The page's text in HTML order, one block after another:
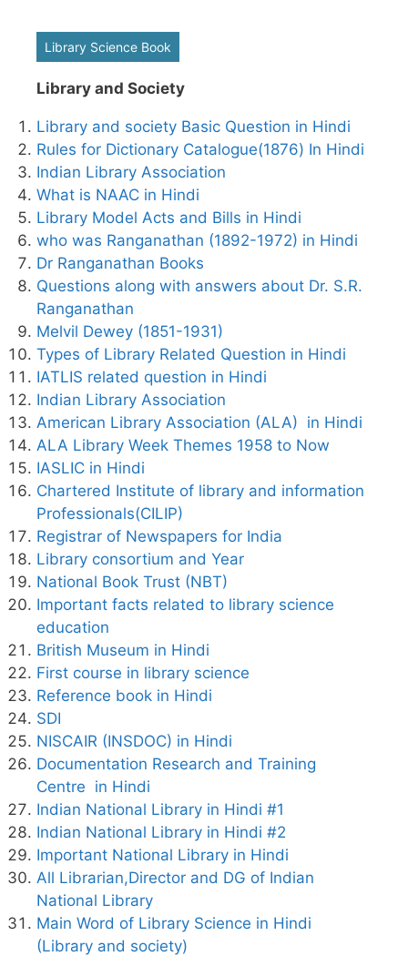
Library Science Book
Library and Society
Library and society Basic Question in Hindi
Rules for Dictionary Catalogue(1876) In Hindi
Indian Library Association
What is NAAC in Hindi
Library Model Acts and Bills in Hindi
who was Ranganathan (1892-1972) in Hindi
Dr Ranganathan Books
Questions along with answers about Dr. S.R.
Ranganathan
Melvil Dewey (1851-1931)
Types of Library Related Question in Hindi
IATLIS related question in Hindi
Indian Library Association
American Library Association (ALA) in Hindi
ALA Library Week Themes 1958 to Now
IASLIC in Hindi
Chartered Institute of library and information
Professionals(CILIP)
Registrar of Newspapers for India
Library consortium and Year
National Book Trust (NBT)
Important facts related to library science
education
British Museum in Hindi
First course in library science
Reference book in Hindi
SDI
NISCAIR (INSDOC) in Hindi
Documentation Research and Training
Centre in Hindi
Indian National Library in Hindi #1
Indian National Library in Hindi #2
Important National Library in Hindi
All Librarian,Director and DG of Indian
National Library
Main Word of Library Science in Hindi
(Library and society)